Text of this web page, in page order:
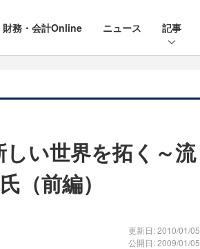
財務・会計Online ニュース 記事
い世界を拓く～流
（前編）
更新日: 2010/01/05
公開日: 2009/01/05